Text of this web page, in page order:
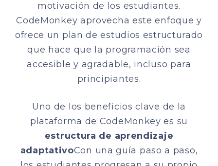
motivación de los estudiantes.
CodeMonkey aprovecha este enfoque y
ofrece un plan de estudios estructurado
que hace que la programación sea
accesible y agradable, incluso para
principiantes.
Uno de los beneficios clave de la
plataforma de CodeMonkey es su
estructura de aprendizaje
adaptativoCon una guía paso a paso,